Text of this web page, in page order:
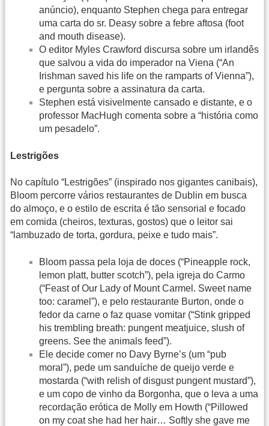
anúncio), enquanto Stephen chega para entregar
uma carta do sr. Deasy sobre a febre aftosa (foot
and mouth disease).
O editor Myles Crawford discursa sobre um irlandês
que salvou a vida do imperador na Viena (“An
Irishman saved his life on the ramparts of Vienna”),
e pergunta sobre a assinatura da carta.
Stephen está visivelmente cansado e distante, e o
professor MacHugh comenta sobre a “história como
um pesadelo”.
Lestrigões
No capítulo “Lestrigões” (inspirado nos gigantes canibais),
Bloom percorre vários restaurantes de Dublin em busca
do almoço, e o estilo de escrita é tão sensorial e focado
em comida (cheiros, texturas, gostos) que o leitor sai
“lambuzado de torta, gordura, peixe e tudo mais”.
Bloom passa pela loja de doces (“Pineapple rock,
lemon platt, butter scotch”), pela igreja do Carmo
(“Feast of Our Lady of Mount Carmel. Sweet name
too: caramel”), e pelo restaurante Burton, onde o
fedor da carne o faz quase vomitar (“Stink gripped
his trembling breath: pungent meatjuice, slush of
greens. See the animals feed”).
Ele decide comer no Davy Byrne’s (um “pub
moral”), pede um sanduíche de queijo verde e
mostarda (“with relish of disgust pungent mustard”),
e um copo de vinho da Borgonha, que o leva a uma
recordação erótica de Molly em Howth (“Pillowed
on my coat she had her hair… Softly she gave me